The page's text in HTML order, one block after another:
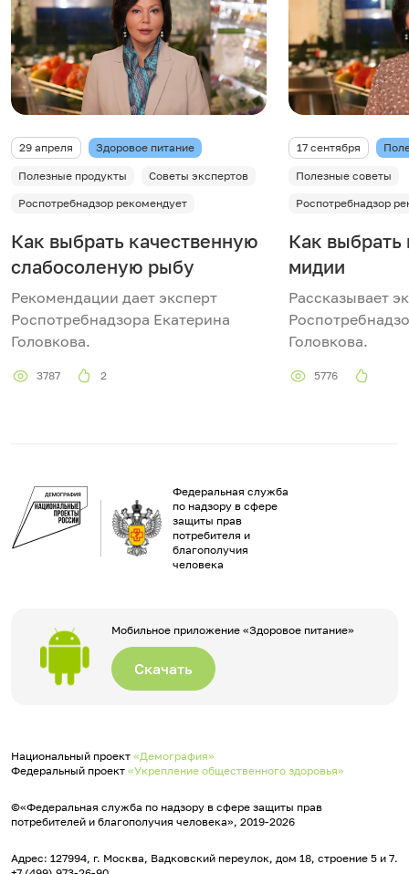
29 апреля Здоровое питание
Полезные продукты
Советы экспертов
Роспотребнадзор рекомендует
Как выбрать качественную
слабосоленую рыбу
Рекомендации дает эксперт
Роспотребнадзора Екатерина
Головкова.
3787 2
17 сентября
Полезные советы
Роспотребнадзор
Как выбрать
мидии
Рассказывает
Головкова.
5776
Федеральная служба
по надзору в сфере
защиты прав
потребителя и
благополучия
человека
Мобильное приложение «Здоровое питание»
Скачать
Национальный проект «Демография»
Федеральный проект «Укрепление общественного здоровья»
©«Федеральная служба по надзору в сфере защиты прав
потребителей и благополучия человека», 2019-2026
Адрес: 127994, г. Москва, Вадковский переулок, дом 18, строение 5 и 7.